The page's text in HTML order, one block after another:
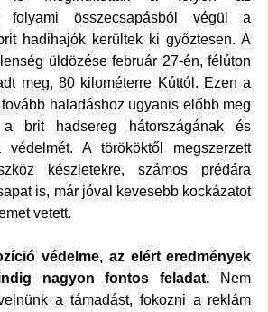
folyami összecsapásból végül a
hadihajók kerültek ki győztesen. A
üldözése február 27-én, félúton
meg, 80 kilométerre Kúttól. Ezen a
haladáshoz ugyanis előbb meg
brit hadsereg hátországának és
védelmét. A törököktől megszerzett
készletekre, számos prédára
is, már jóval kevesebb kockázatot
vetett.
védelme, az elért eredmények
nagyon fontos feladat. Nem
a támadást, fokozni a reklám